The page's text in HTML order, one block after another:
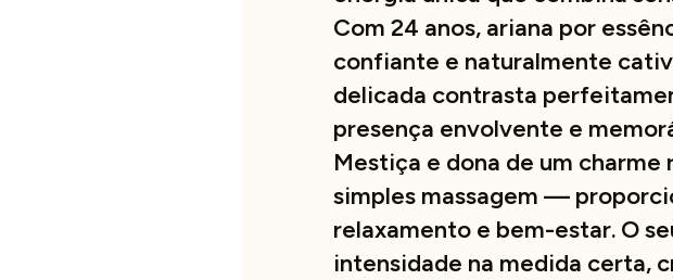
Com 24 anos, ariana por
confiante e naturalmente
delicada contrasta
presença envolvente e
Mestiça e dona de um
simples massagem —
relaxamento e bem-estar. O
intensidade na medida certa,